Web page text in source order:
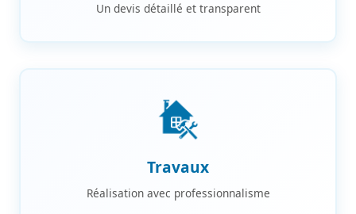
Un devis détaillé et transparent
Travaux
Réalisation avec professionnalisme